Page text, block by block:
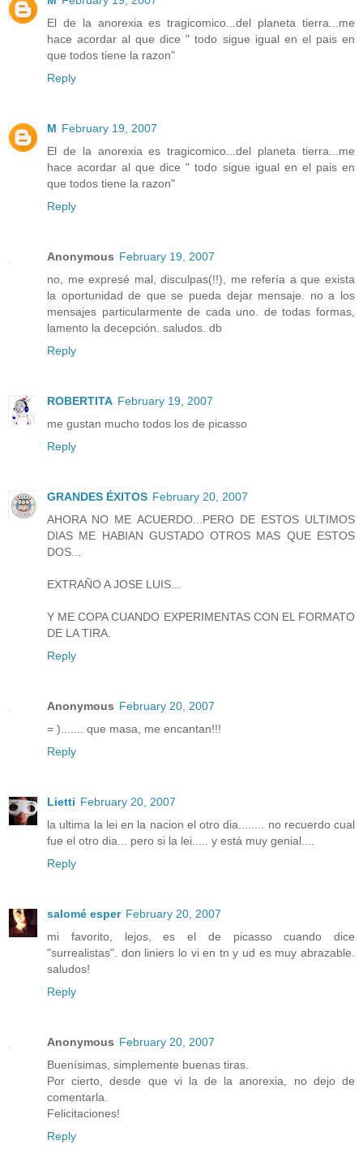
El de la anorexia es tragicomico...del planeta tierra...me
hace acordar al que dice " todo sigue igual en el pais en
que todos tiene la razon"
Reply
M February 19, 2007
El de la anorexia es tragicomico...del planeta tierra...me
hace acordar al que dice " todo sigue igual en el pais en
que todos tiene la razon"
Reply
Anonymous February 19, 2007
no, me expresé mal, disculpas(!!), me refería a que exista
la oportunidad de que se pueda dejar mensaje. no a los
mensajes particularmente de cada uno. de todas formas,
lamento la decepción. saludos. db
Reply
ROBERTITA February 19, 2007
me gustan mucho todos los de picasso
Reply
GRANDES ÉXITOS February 20, 2007
AHORA NO ME ACUERDO...PERO DE ESTOS ULTIMOS
DIAS ME HABIAN GUSTADO OTROS MAS QUE ESTOS
DOS...
EXTRAÑO A JOSE LUIS...
Y ME COPA CUANDO EXPERIMENTAS CON EL FORMATO
DE LA TIRA.
Reply
Anonymous February 20, 2007
= )....... que masa, me encantan!!!
Reply
Lietti February 20, 2007
la ultima la lei en la nacion el otro dia........ no recuerdo cual
fue el otro dia... pero si la lei..... y está muy genial....
Reply
salomé esper February 20, 2007
mi favorito, lejos, es el de picasso cuando dice
"surrealistas". don liniers lo vi en tn y ud es muy abrazable.
saludos!
Reply
Anonymous February 20, 2007
Buenísimas, simplemente buenas tiras.
Por cierto, desde que vi la de la anorexia, no dejo de
comentarla.
Felicitaciones!
Reply